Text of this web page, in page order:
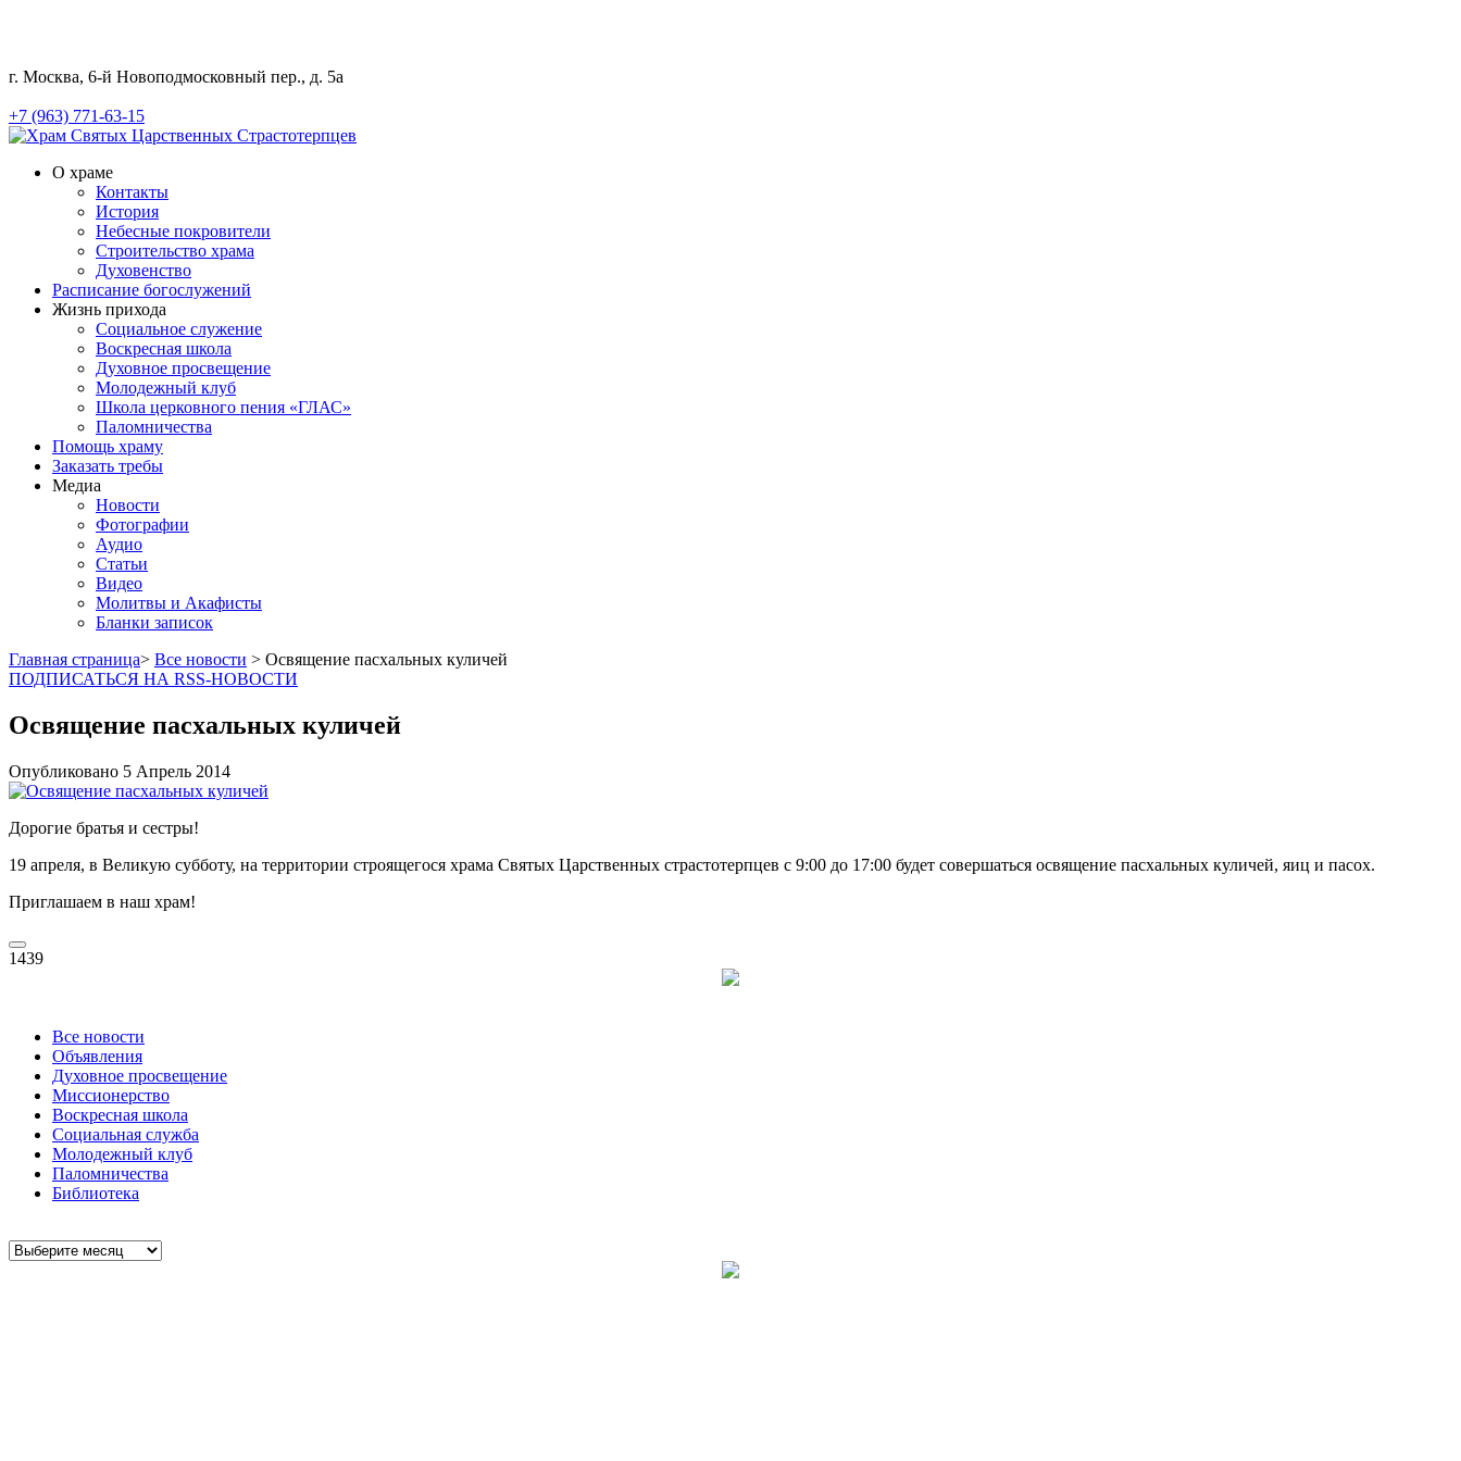
г. Москва, 6-й Новоподмосковный пер., д. 5а
+7 (963) 771-63-15
О храме
Контакты
История
Небесные покровители
Строительство храма
Духовенство
Расписание богослужений
Жизнь прихода
Социальное служение
Воскресная школа
Духовное просвещение
Молодежный клуб
Школа церковного пения «ГЛАС»
Паломничества
Помощь храму
Заказать требы
Медиа
Новости
Фотографии
Аудио
Статьи
Видео
Молитвы и Акафисты
Бланки записок
Главная страница> Все новости > Освящение пасхальных куличей
ПОДПИСАТЬСЯ НА RSS-НОВОСТИ
Освящение пасхальных куличей
Опубликовано 5 Апрель 2014
Дорогие братья и сестры!
19 апреля, в Великую субботу, на территории строящегося храма Святых Царственных страстотерпцев с 9:00 до 17:00 будет совершаться освящение пасхальных куличей, яиц и пасох.
Приглашаем в наш храм!
1439
Все новости
Объявления
Духовное просвещение
Миссионерство
Воскресная школа
Социальная служба
Молодежный клуб
Паломничества
Библиотека